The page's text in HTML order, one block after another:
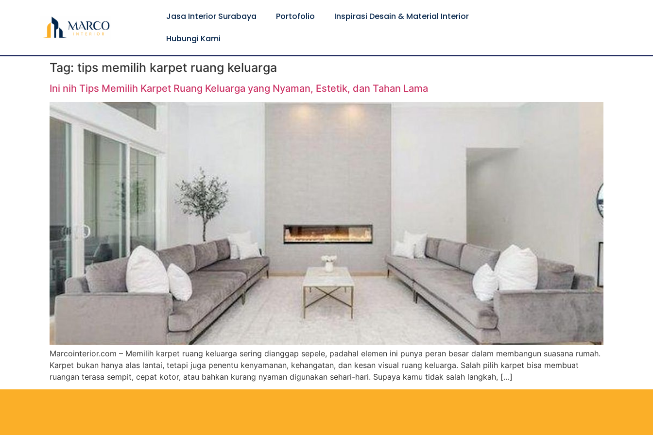
Jasa Interior Surabaya Portofolio
Inspirasi Desain & Material Interior
Hubungi Kami
Tag: tips memilih karpet ruang keluarga
Ini nih Tips Memilih Karpet Ruang Keluarga yang Nyaman, Estetik, dan Tahan Lama
Marcointerior.com – Memilih karpet ruang keluarga sering dianggap sepele, padahal elemen ini punya peran besar dalam membangun suasana rumah.
Karpet bukan hanya alas lantai, tetapi juga penentu kenyamanan, kehangatan, dan kesan visual ruang keluarga. Salah pilih karpet bisa membuat
ruangan terasa sempit, cepat kotor, atau bahkan kurang nyaman digunakan sehari-hari. Supaya kamu tidak salah langkah, […]